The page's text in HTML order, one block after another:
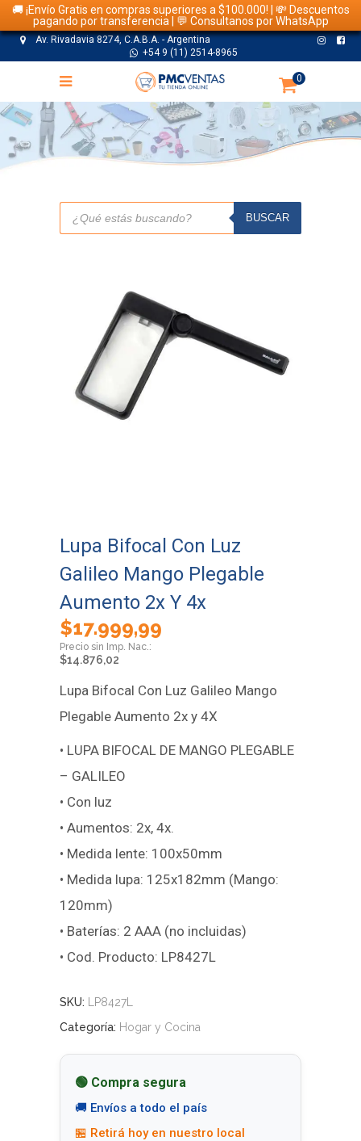
🚚 ¡Envío Gratis en compras superiores a $100.000! | 💸 Descuentos
pagando por transferencia | 💬 Consultanos por WhatsApp
Av. Rivadavia 8274, C.A.B.A. - Argentina
+54 9 (11) 2514-8965
0
TIENDA
Búsqueda
productos
BUSCAR
Lupa Bifocal Con Luz
Galileo Mango Plegable
Aumento 2x Y 4x
$17.999,99
$14.876,02
Lupa Bifocal Con Luz Galileo Mango
Plegable Aumento 2x y 4X
• LUPA BIFOCAL DE MANGO PLEGABLE
– GALILEO
• Con luz
• Aumentos: 2x, 4x.
• Medida lente: 100x50mm
• Medida lupa: 125x182mm (Mango:
120mm)
• Baterías: 2 AAA (no incluidas)
• Cod. Producto: LP8427L
SKU: LP8427L
Categoría: Hogar y Cocina
🟢 Compra segura
🚚 Envíos a todo el país
🏪 Retirá hoy en nuestro local